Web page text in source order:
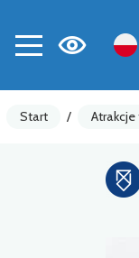
Start /